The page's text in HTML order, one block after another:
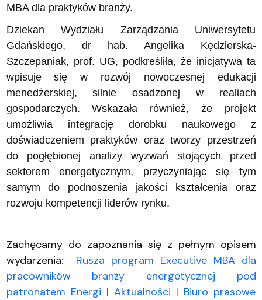
MBA dla praktyków branży.
Dziekan Wydziału Zarządzania Uniwersytetu
Gdańskiego, dr hab. Angelika Kędzierska-
Szczepaniak, prof. UG, podkreśliła, że inicjatywa ta
wpisuje się w rozwój nowoczesnej edukacji
menedżerskiej, silnie osadzonej w realiach
gospodarczych. Wskazała również, że projekt
umożliwia integrację dorobku naukowego z
doświadczeniem praktyków oraz tworzy przestrzeń
do pogłębionej analizy wyzwań stojących przed
sektorem energetycznym, przyczyniając się tym
samym do podnoszenia jakości kształcenia oraz
rozwoju kompetencji liderów rynku.
Zachęcamy do zapoznania się z pełnym opisem
wydarzenia:
Rusza program Executive MBA dla
pracowników branży energetycznej pod
patronatem Energi | Aktualności | Biuro prasowe